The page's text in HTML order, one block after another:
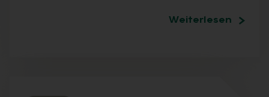
Weiterlesen